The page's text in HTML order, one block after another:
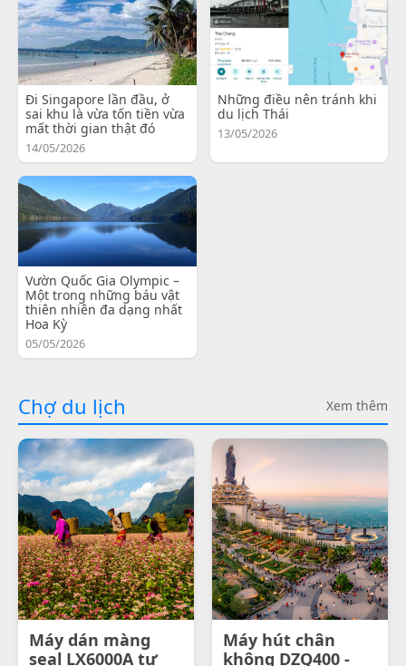
Đi Singapore lần đầu, ở
sai khu là vừa tốn tiền vừa
mất thời gian thật đó
14/05/2026
Những điều nên tránh khi
du lịch Thái
13/05/2026
Vườn Quốc Gia Olympic –
Một trong những báu vật
thiên nhiên đa dạng nhất
Hoa Kỳ
05/05/2026
Chợ du lịch Xem thêm
Máy dán màng
seal LX6000A tự
Máy hút chân
không DZQ400 -